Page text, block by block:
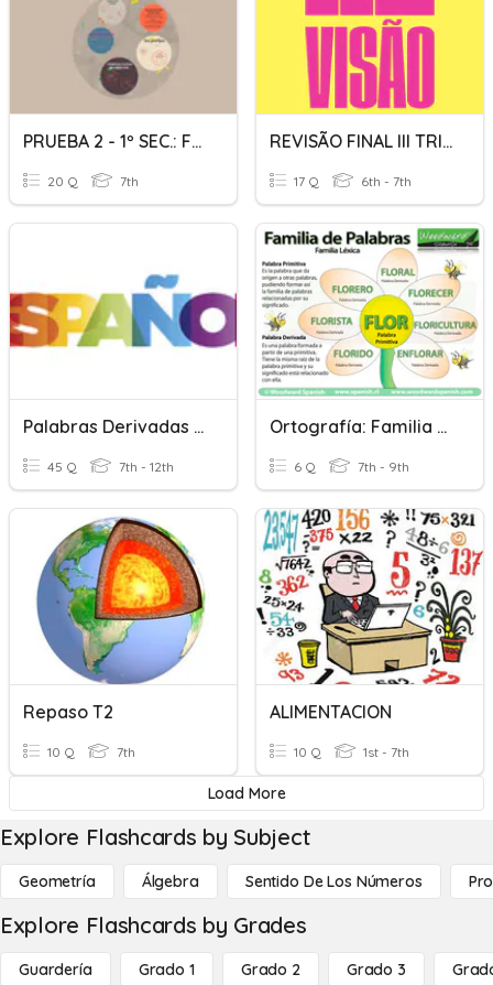
PRUEBA 2 - 1º SEC.: FORMACIÓN DE LA PALABRA
20 Q 7th
REVISÃO FINAL III TRIMESTRE 6º ANO
17 Q 6th - 7th
Palabras Derivadas Y Compuestas
45 Q 7th - 12th
Ortografía: Familia De Palabras
6 Q 7th - 9th
Repaso T2
10 Q 7th
ALIMENTACION
10 Q 1st - 7th
Load More
Explore Flashcards by Subject
Geometría Álgebra Sentido De Los Números
Explore Flashcards by Grades
Guardería Grado 1 Grado 2 Grado 3